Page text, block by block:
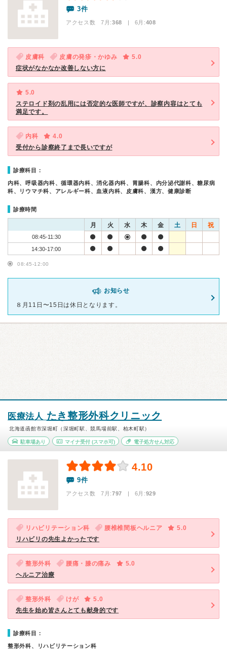
3件
アクセス数 7月:368 | 6月:408
皮膚科 皮膚の発疹・かゆみ
5.0
症状がなかなか改善しない方に
5.0
ステロイド剤の乱用には否定的な医師ですが、診察内容はとても
満足です。
内科
4.0
受付から診察終了まで長いですが
診療科目：
内科、呼吸器内科、循環器内科、消化器内科、胃腸科、内分泌代謝科、糖尿病
科、リウマチ科、アレルギー科、血液内科、皮膚科、漢方、健康診断
診療時間
月 火 水 木 金 土 日 祝
08:45-11:30
14:30-17:00
08:45-12:00
お知らせ
８月11日〜15日は休日となります。
医療法人 たき整形外科クリニック
北海道函館市深堀町（深堀町駅、競馬場前駅、柏木町駅）
駐車場あり マイナ受付(スマホ可) 電子処方せん対応
4.10
9件
アクセス数 7月:797 | 6月:929
リハビリテーション科 腰椎椎間板ヘルニア
5.0
リハビリの先生よかったです
整形外科 腰痛・膝の痛み
5.0
ヘルニア治療
整形外科 けが
5.0
先生を始め皆さんとても献身的です
診療科目：
整形外科、リハビリテーション科